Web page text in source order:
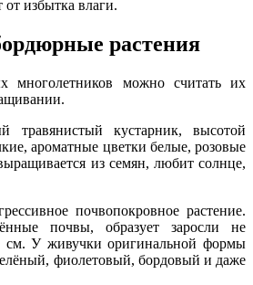
избытка влаги.
растения
многолетников можно считать их
травянистый кустарник, высотой
ароматные цветки белые, розовые
из семян, любит солнце,
почвопокровное растение.
почвы, образует заросли не
У живучки оригинальной формы
фиолетовый, бордовый и даже